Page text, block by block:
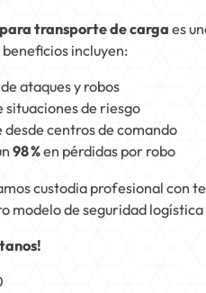
transporte de cargaes
incluyen:
ataques y robos
situaciones de riesgo
centros de comando
98 %en pérdidas por robo
custodia profesional con
modelo de seguridad